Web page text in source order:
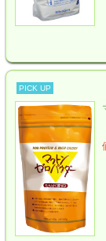
PICK UP